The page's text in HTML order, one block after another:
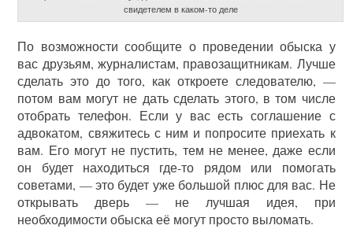
свидетелем в каком-то деле
По возможности сообщите о проведении обыска у
вас друзьям, журналистам, правозащитникам. Лучше
сделать это до того, как откроете следователю, —
потом вам могут не дать сделать этого, в том числе
отобрать телефон. Если у вас есть соглашение с
адвокатом, свяжитесь с ним и попросите приехать к
вам. Его могут не пустить, тем не менее, даже если
он будет находиться где-то рядом или помогать
советами, — это будет уже большой плюс для вас. Не
открывать дверь — не лучшая идея, при
необходимости обыска её могут просто выломать.